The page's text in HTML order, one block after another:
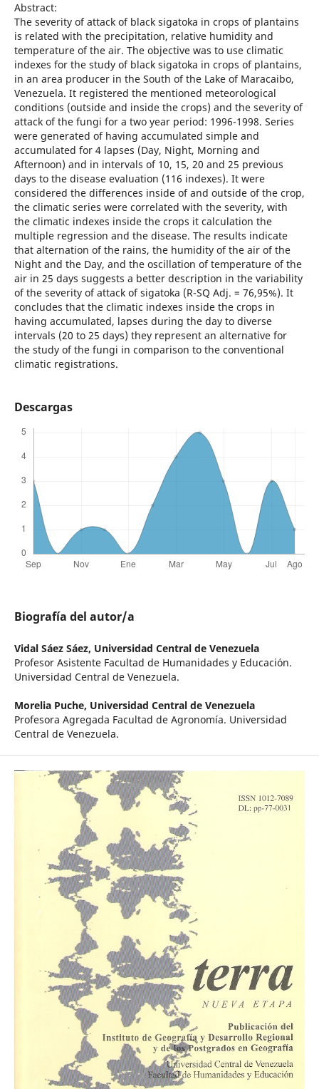
Abstract:
The severity of attack of black sigatoka in crops of plantains
is related with the precipitation, relative humidity and
temperature of the air. The objective was to use climatic
indexes for the study of black sigatoka in crops of plantains,
in an area producer in the South of the Lake of Maracaibo,
Venezuela. It registered the mentioned meteorological
conditions (outside and inside the crops) and the severity of
attack of the fungi for a two year period: 1996-1998. Series
were generated of having accumulated simple and
accumulated for 4 lapses (Day, Night, Morning and
Afternoon) and in intervals of 10, 15, 20 and 25 previous
days to the disease evaluation (116 indexes). It were
considered the differences inside of and outside of the crop,
the climatic series were correlated with the severity, with
the climatic indexes inside the crops it calculation the
multiple regression and the disease. The results indicate
that alternation of the rains, the humidity of the air of the
Night and the Day, and the oscillation of temperature of the
air in 25 days suggests a better description in the variability
of the severity of attack of sigatoka (R-SQ Adj. = 76,95%). It
concludes that the climatic indexes inside the crops in
having accumulated, lapses during the day to diverse
intervals (20 to 25 days) they represent an alternative for
the study of the fungi in comparison to the conventional
climatic registrations.
Descargas
Biografía del autor/a
Vidal Sáez Sáez, Universidad Central de Venezuela
Profesor Asistente Facultad de Humanidades y Educación.
Universidad Central de Venezuela.
Morelia Puche, Universidad Central de Venezuela
Profesora Agregada Facultad de Agronomía. Universidad
Central de Venezuela.